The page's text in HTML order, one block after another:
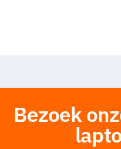
Bezoek